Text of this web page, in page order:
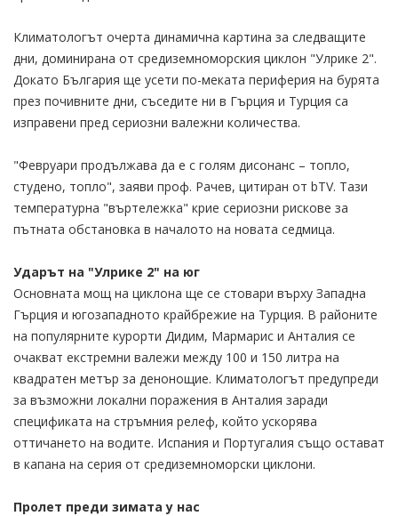
Климатологът очерта динамична картина за следващите
дни, доминирана от средиземноморския циклон "Улрике 2".
Докато България ще усети по-меката периферия на бурята
през почивните дни, съседите ни в Гърция и Турция са
изправени пред сериозни валежни количества.
"Февруари продължава да е с голям дисонанс – топло,
студено, топло", заяви проф. Рачев, цитиран от bTV. Тази
температурна "въртележка" крие сериозни рискове за
пътната обстановка в началото на новата седмица.
Ударът на "Улрике 2" на юг
Основната мощ на циклона ще се стовари върху Западна
Гърция и югозападното крайбрежие на Турция. В районите
на популярните курорти Дидим, Мармарис и Анталия се
очакват екстремни валежи между 100 и 150 литра на
квадратен метър за денонощие. Климатологът предупреди
за възможни локални поражения в Анталия заради
спецификата на стръмния релеф, който ускорява
оттичането на водите. Испания и Португалия също остават
в капана на серия от средиземноморски циклони.
Пролет преди зимата у нас